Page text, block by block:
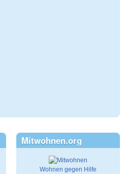
Mitwohnen.org
Wohnen gegen Hilfe